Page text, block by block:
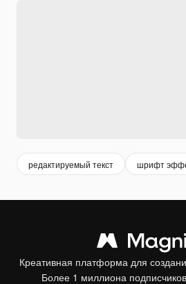
редактируемый текст шрифт
Креативная платформа для
Более 1 миллиона